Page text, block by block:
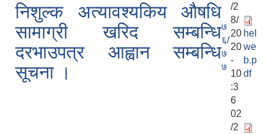
निशुल्क अत्यावश्यकिय औषधि
सामाग्री खरिद सम्बन्धि
दरभाउपत्र आह्वान सम्बन्धि
सूचना ।
७
६/
७
७
/2
8/
20
20
-
10
:3
6
hel
we
b.p
df
02
/2